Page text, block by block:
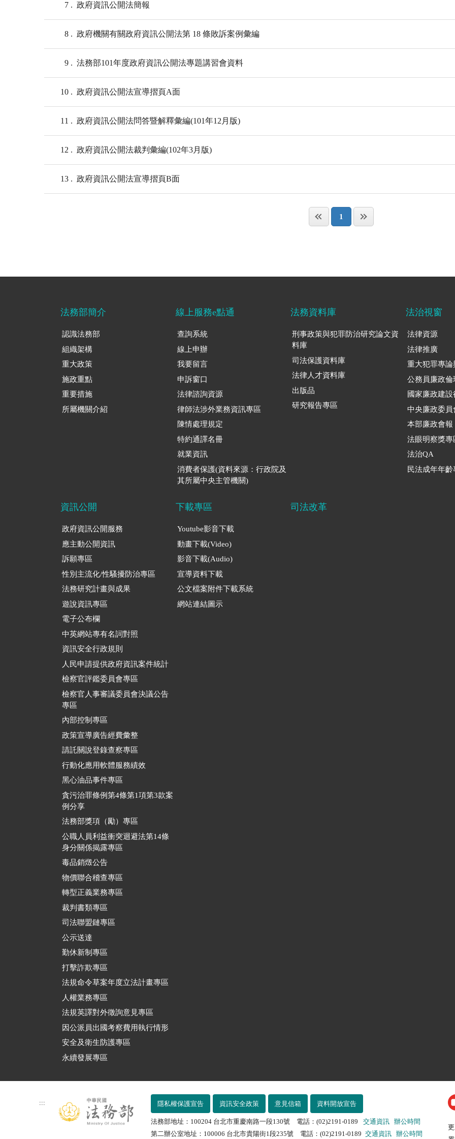
7 政府資訊公開法簡報
8 政府機關有關政府資訊公開法第 18 條敗訴案例彙編
9 法務部101年度政府資訊公開法專題講習會資料
10 政府資訊公開法宣導摺頁A面
11 政府資訊公開法問答暨解釋彙編(101年12月版)
12 政府資訊公開法裁判彙編(102年3月版)
13 政府資訊公開法宣導摺頁B面
1
法務部簡介
認識法務部
組織架構
重大政策
施政重點
重要措施
所屬機關介紹
線上服務e點通
查詢系統
線上申辦
我要留言
申訴窗口
法律諮詢資源
律師法涉外業務資訊專區
陳情處理規定
特約通譯名冊
就業資訊
消費者保護(資料來源：行政院及
其所屬中央主管機關)
法務資料庫
刑事政策與犯罪防治研究論文資
料庫
司法保護資料庫
法律人才資料庫
出版品
研究報告專區
法治視窗
法律資源
法律推廣
重大犯罪專論
公務員廉政倫
國家廉政建
中央廉政委員
本部廉政會報
法眼明察獎專
法治QA
民法成年年齡
資訊公開
政府資訊公開服務
應主動公開資訊
訴願專區
性別主流化/性騷擾防治專區
法務研究計畫與成果
遊說資訊專區
電子公布欄
中英網站專有名詞對照
資訊安全行政規則
人民申請提供政府資訊案件統計
檢察官評鑑委員會專區
檢察官人事審議委員會決議公告
專區
內部控制專區
政策宣導廣告經費彙整
請託關說登錄查察專區
行動化應用軟體服務績效
黑心油品事件專區
貪污治罪條例第4條第1項第3款案
例分享
法務部獎項（勵）專區
公職人員利益衝突迴避法第14條
身分關係揭露專區
毒品銷燬公告
物價聯合稽查專區
轉型正義業務專區
裁判書類專區
司法聯盟鏈專區
公示送達
勤休新制專區
打擊詐欺專區
法規命令草案年度立法計畫專區
人權業務專區
法規英譯對外徵詢意見專區
因公派員出國考察費用執行情形
安全及衛生防護專區
永續發展專區
下載專區
Youtube影音下載
動畫下載(Video)
影音下載(Audio)
宣導資料下載
公文檔案附件下載系統
網站連結圖示
司法改革
::: 隱私權保護宣告 資訊安全政策 意見信箱 資料開放宣告
法務部地址：100204 台北市重慶南路一段130號 電話：(02)2191-0189 交通資訊
辦公時間
第二辦公室地址：100006 台北市貴陽街1段235號 電話：(02)2191-0189 交通資訊 辦公時間